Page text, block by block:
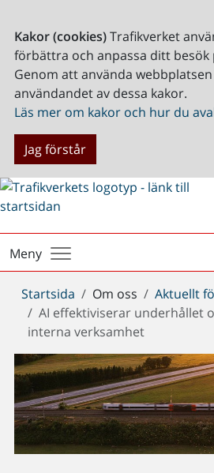
Kakor (cookies)Trafikverket
förbättra och anpassa ditt besök
Genom att använda
användandet av dessa kakor.
Läs mer om kakor och hur du
Jag förstår
Meny
Du
är
här:
Startsida Om oss
Aktuellt
AI effektiviserar underhållet
interna verksamhet